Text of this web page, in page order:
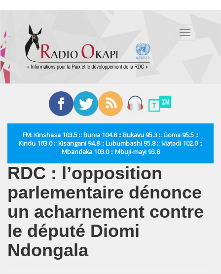
contenu
principal
Toggle
FM: Kinshasa 103.5 :: Bunia 104.8 :: Bukavu 95.3 :: Goma 95.5 ::
Kindu 103.0 :: Kisangani 94.8 :: Lubumbashi 95.8 :: Matadi 102.0 ::
Mbandaka 103.0 :: Mbuji-mayi 93.8
RDC : l’opposition
parlementaire dénonce
un acharnement contre
le député Diomi
Ndongala